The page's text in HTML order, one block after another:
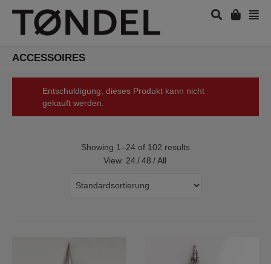
ACCESSOIRES
Entschuldigung, dieses Produkt kann nicht
gekauft werden.
Showing 1–24 of 102 results
View 24 / 48 / All